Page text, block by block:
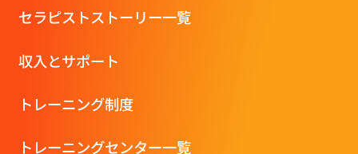
セラピストストーリー一覧
収⼊とサポート
トレーニング制度
トレーニングセンター一覧